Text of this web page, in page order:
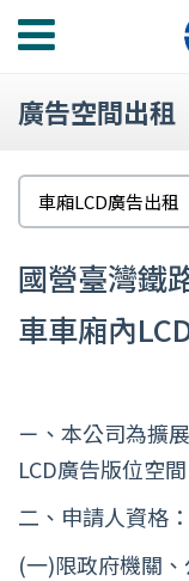
功
選
廣告空間出租
車廂LCD廣告出租
國營臺灣鐵
車車廂內
ㄧ、本公司為擴
LCD廣告版位空
二、申請人資格：
(一)限政府機關